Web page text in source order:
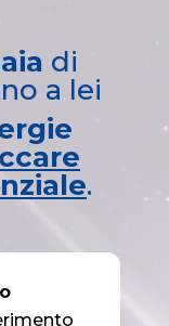
di
a lei
.